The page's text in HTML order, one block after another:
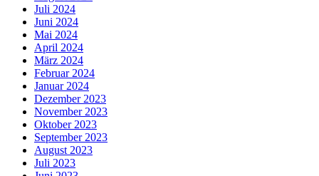
Juli 2024
Juni 2024
Mai 2024
April 2024
März 2024
Februar 2024
Januar 2024
Dezember 2023
November 2023
Oktober 2023
September 2023
August 2023
Juli 2023